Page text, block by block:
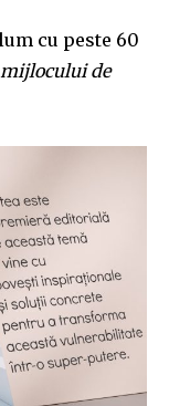
cu peste 60
mijlocului de